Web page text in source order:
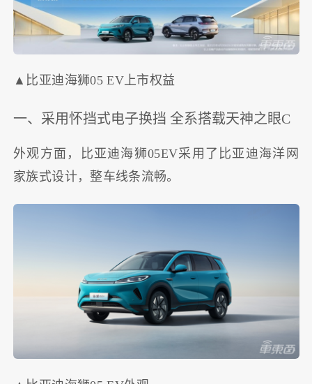
▲比亚迪海狮05 EV上市权益
一、采用怀挡式电子换挡 全系搭载天神之眼C
外观方面，比亚迪海狮05EV采用了比亚迪海洋网
家族式设计，整车线条流畅。